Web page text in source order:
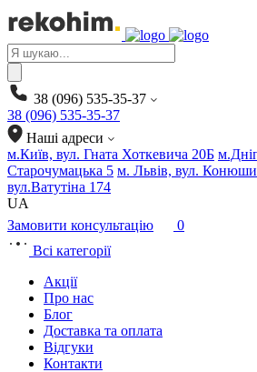
Products
search
38 (096) 535-35-37
38 (096) 535-35-37
Наші адреси
м.Київ, вул. Гната Хоткевича 20Б
Старочумацька 5 м. Львів, вул.
вул.Ватутіна 174
UA
Замовити консультацію
0
Всі категорії
Акції
Про нас
Блог
Доставка та оплата
Відгуки
Контакти